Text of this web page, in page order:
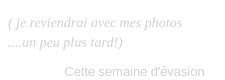
( je reviendrai avec mes photos
....un peu plus tard!)
Cette semaine d'évasion